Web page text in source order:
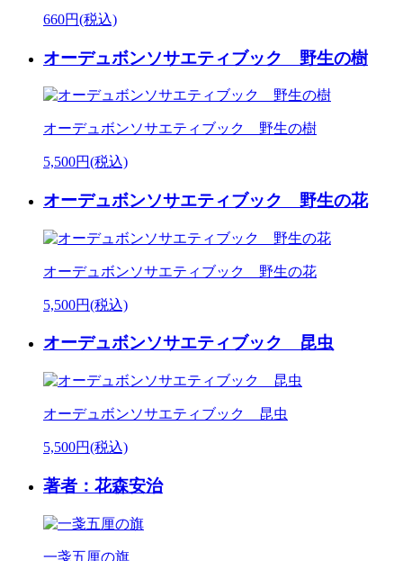
660円(税込)
オーデュボンソサエティブック 野生の樹
オーデュボンソサエティブック 野生の樹
5,500円(税込)
オーデュボンソサエティブック 野生の花
オーデュボンソサエティブック 野生の花
5,500円(税込)
オーデュボンソサエティブック 昆虫
オーデュボンソサエティブック 昆虫
5,500円(税込)
著者：花森安治
一戔五厘の旗